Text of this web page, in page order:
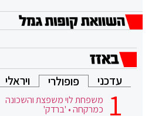
עדכני פופולרי ויראלי
משפחת לוי משפצת והשכונה
כמרקחה • 'ברדק'